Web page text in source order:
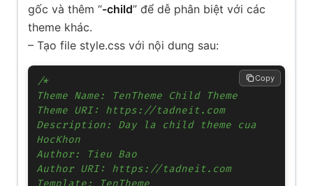
gốc và thêm “-child” để dễ phân biệt với các
theme khác.
– Tạo file style.css với nội dung sau:
/*
Theme Name: TenTheme Child Theme
Theme URI: https://tadneit.com
Description: Day la child theme cua
HocKhon
Author: Tieu Bao
Author URI: https://tadneit.com
Copy